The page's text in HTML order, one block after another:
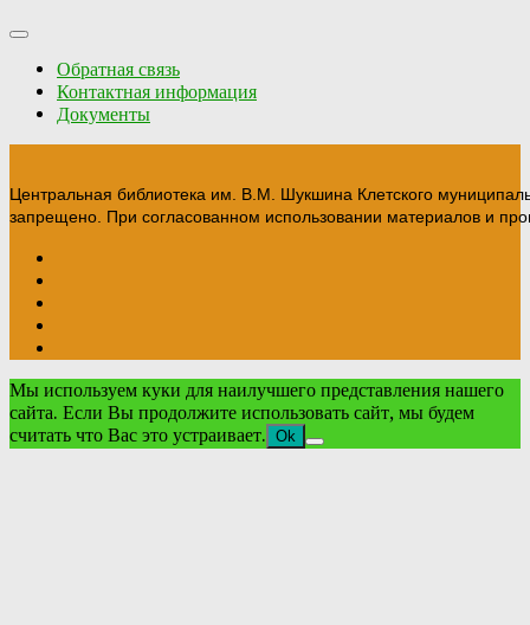
Обратная связь
Контактная информация
Документы
Центральная библиотека им. В.М. Шукшина Клетского
запрещено. При согласованном использовании материалов и
Мы используем куки для наилучшего представления нашего
сайта. Если Вы продолжите использовать сайт, мы будем
считать что Вас это устраивает. Ok